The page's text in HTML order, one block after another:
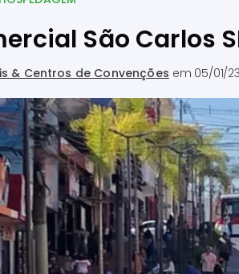
São Carlos
& Centros de Convenções em 05/01/